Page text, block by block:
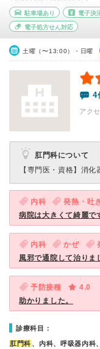
駐車場あり 電子決
電子処方せん対応
土曜（〜13:00）・日曜
4
アク
肛門科について
【専門医・資格】 消化
内科 発熱・吐
病院は大きくて綺麗で
内科 かぜ
風邪で通院して治りま
予防接種
4.0
助かりました。
診療科目：
肛門科 、内科、呼吸器内科